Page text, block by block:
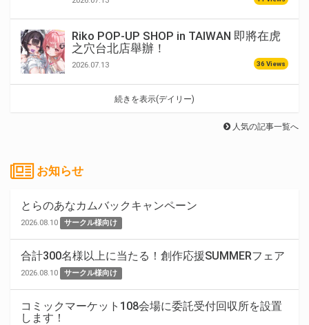
Riko POP-UP SHOP in TAIWAN 即將在虎
之穴台北店舉辦！
2026.07.13 36 Views
続きを表示(デイリー)
人気の記事一覧へ
お知らせ
とらのあなカムバックキャンペーン
2026.08.10 サークル様向け
合計300名様以上に当たる！創作応援SUMMERフェア
2026.08.10 サークル様向け
コミックマーケット108会場に委託受付回収所を設置
します！